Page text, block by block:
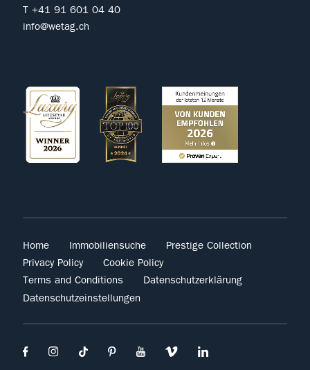
T +41 91 601 04 40
info@wetag.ch
Home Immobiliensuche
Prestige Collection
Privacy Policy
Cookie Policy
Terms and Conditions
Datenschutzerklärung
Datenschutzeinstellungen